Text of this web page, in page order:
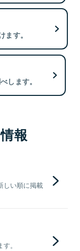
す。
します。
報
しい順に掲載
。